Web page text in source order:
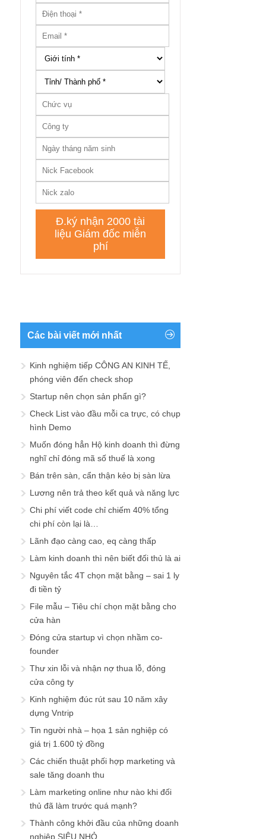
Các bài viết mới nhất
Kinh nghiệm tiếp CÔNG AN KINH TẾ,
phóng viên đến check shop
Startup nên chọn sản phẩn gì?
Check List vào đầu mỗi ca trực, có chụp
hình Demo
Muốn đóng hẳn Hộ kinh doanh thì đừng
nghĩ chỉ đóng mã số thuế là xong
Bán trên sàn, cẩn thận kẻo bị sàn lừa
Lương nên trả theo kết quả và năng lực
Chi phí viết code chỉ chiếm 40% tổng
chi phí còn lại là…
Lãnh đạo càng cao, eq càng thấp
Làm kinh doanh thì nên biết đối thủ là ai
Nguyên tắc 4T chọn mặt bằng – sai 1 ly
đi tiền tỷ
File mẫu – Tiêu chí chọn mặt bằng cho
cửa hàn
Đóng cửa startup vì chọn nhầm co-
founder
Thư xin lỗi và nhận nợ thua lỗ, đóng
cửa công ty
Kinh nghiệm đúc rút sau 10 năm xây
dựng Vntrip
Tin người nhà – họa 1 sản nghiệp có
giá trị 1.600 tỷ đồng
Các chiến thuật phối hợp marketing và
sale tăng doanh thu
Làm marketing online như nào khi đối
thủ đã làm trước quá mạnh?
Thành công khởi đầu của những doanh
nghiệp SIÊU NHỎ